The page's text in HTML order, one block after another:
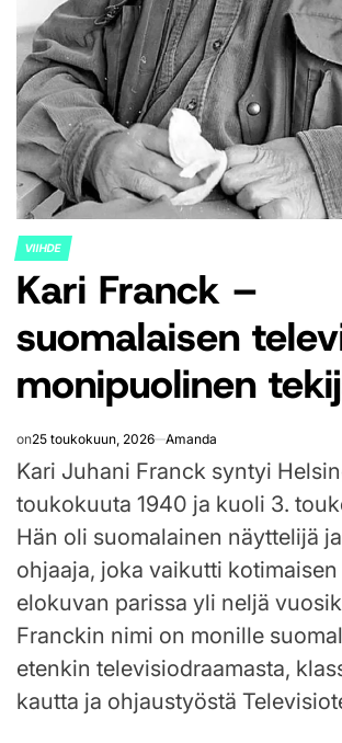
POSTED
IN
VIIHDE
Kari Franck –
suomalaisen
monipuolinen
on25 toukokuun, 2026 Amanda
Kari Juhani Franck syntyi
toukokuuta 1940 ja kuoli 3.
Hän oli suomalainen näyttelijä
ohjaaja, joka vaikutti
elokuvan parissa yli neljä
Franckin nimi on monille
etenkin televisiodraamasta,
kautta ja ohjaustyöstä